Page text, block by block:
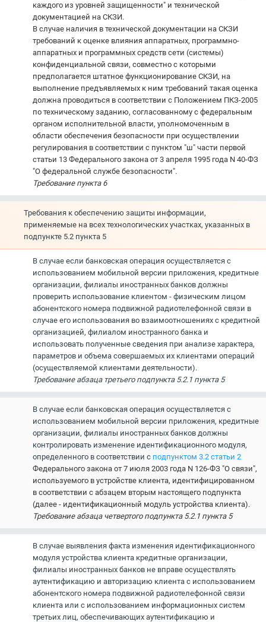
каждого из уровней защищенности" и технической
документацией на СКЗИ.
В случае наличия в технической документации на СКЗИ
требований к оценке влияния аппаратных, программно-
аппаратных и программных средств сети (системы)
конфиденциальной связи, совместно с которыми
предполагается штатное функционирование СКЗИ, на
выполнение предъявляемых к ним требований такая оценка
должна проводиться в соответствии с Положением ПКЗ-2005
по техническому заданию, согласованному с федеральным
органом исполнительной власти, уполномоченным в
области обеспечения безопасности при осуществлении
регулирования в соответствии с пунктом "ш" части первой
статьи 13 Федерального закона от 3 апреля 1995 года N 40-ФЗ
"О федеральной службе безопасности".
Требование пункта 6
Требования к обеспечению защиты информации,
применяемые на всех технологических участках, указанных в
подпункте 5.2 пункта 5
В случае если банковская операция осуществляется с
использованием мобильной версии приложения, кредитные
организации, филиалы иностранных банков должны
проверить использование клиентом - физическим лицом
абонентского номера подвижной радиотелефонной связи в
случае его использования во взаимоотношениях с кредитной
организацией, филиалом иностранного банка и
использовать полученные сведения при анализе характера,
параметров и объема совершаемых их клиентами операций
(осуществляемой клиентами деятельности).
Требование абзаца третьего подпункта 5.2.1 пункта 5
В случае если банковская операция осуществляется с
использованием мобильной версии приложения, кредитные
организации, филиалы иностранных банков должны
контролировать изменение идентификационного модуля,
определенного в соответствии с подпунктом 3.2 статьи 2
Федерального закона от 7 июля 2003 года N 126-ФЗ "О связи",
используемого в устройстве клиента, идентифицированном
в соответствии с абзацем вторым настоящего подпункта
(далее - идентификационный модуль устройства клиента).
Требование абзаца четвертого подпункта 5.2.1 пункта 5
В случае выявления факта изменения идентификационного
модуля устройства клиента кредитные организации,
филиалы иностранных банков не вправе осуществлять
аутентификацию и авторизацию клиента с использованием
абонентского номера подвижной радиотелефонной связи
клиента или с использованием информационных систем
третьих лиц, обеспечивающих аутентификацию и